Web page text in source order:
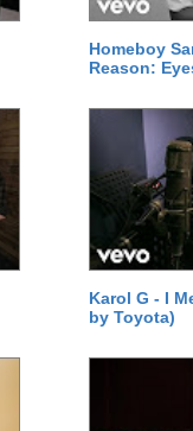
Homeboy
Reason:
Karol G - I
by Toyota)